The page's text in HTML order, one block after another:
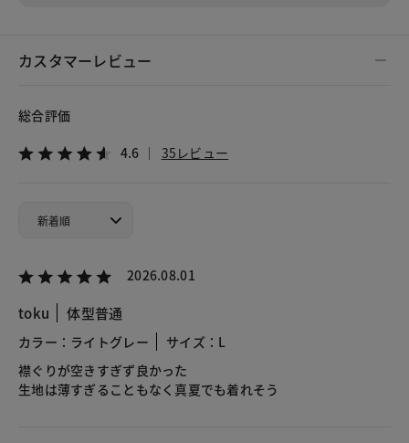
カスタマーレビュー
総合評価
4.6 35レビュー
2026.08.01
toku 体型普通
カラー：ライトグレー
サイズ：L
襟ぐりが空きすぎず良かった
生地は薄すぎることもなく真夏でも着れそう